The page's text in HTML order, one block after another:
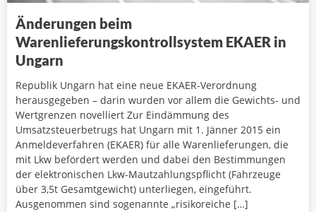
Änderungen beim
Warenlieferungskontrollsystem EKAER in
Ungarn
Republik Ungarn hat eine neue EKAER-Verordnung
herausgegeben – darin wurden vor allem die Gewichts- und
Wertgrenzen novelliert Zur Eindämmung des
Umsatzsteuerbetrugs hat Ungarn mit 1. Jänner 2015 ein
Anmeldeverfahren (EKAER) für alle Warenlieferungen, die
mit Lkw befördert werden und dabei den Bestimmungen
der elektronischen Lkw-Mautzahlungspflicht (Fahrzeuge
über 3,5t Gesamtgewicht) unterliegen, eingeführt.
Ausgenommen sind sogenannte „risikoreiche […]